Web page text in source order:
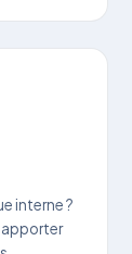
interne ?
apporter